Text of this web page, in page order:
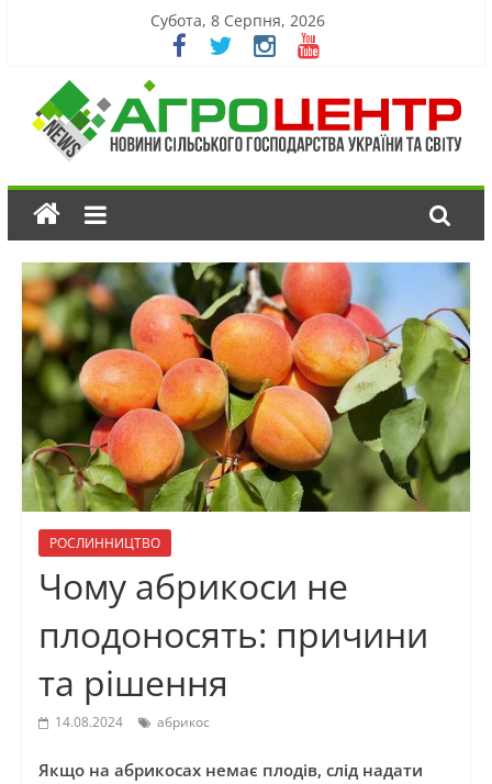
Субота, 8 Серпня, 2026
РОСЛИННИЦТВО
Чому абрикоси не
плодоносять: причини
та рішення
14.08.2024 абрикос
Якщо на абрикосах немає плодів, слід надати